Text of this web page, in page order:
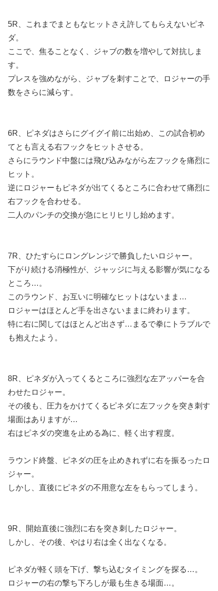
5R、これまでまともなヒットさえ許してもらえないピネ
ダ。
ここで、焦ることなく、ジャブの数を増やして対抗しま
す。
プレスを強めながら、ジャブを刺すことで、ロジャーの手
数をさらに減らす。
6R、ピネダはさらにグイグイ前に出始め、この試合初め
てとも言える右フックをヒットさせる。
さらにラウンド中盤には飛び込みながら左フックを痛烈に
ヒット。
逆にロジャーもピネダが出てくるところに合わせて痛烈に
右フックを合わせる。
二人のパンチの交換が急にヒリヒリし始めます。
7R、ひたすらにロングレンジで勝負したいロジャー。
下がり続ける消極性が、ジャッジに与える影響が気になる
ところ…。
このラウンド、お互いに明確なヒットはないまま…
ロジャーはほとんど手を出さないままに終わります。
特に右に関してはほとんど出さず…まるで拳にトラブルで
も抱えたよう。
8R、ピネダが入ってくるところに強烈な左アッパーを合
わせたロジャー。
その後も、圧力をかけてくるピネダに左フックを突き刺す
場面はありますが…
右はピネダの突進を止める為に、軽く出す程度。
ラウンド終盤、ピネダの圧を止めきれずに右を振るったロ
ジャー。
しかし、直後にピネダの不用意な左をもらってしまう。
9R、開始直後に強烈に右を突き刺したロジャー。
しかし、その後、やはり右は全く出なくなる。
ピネダが軽く頭を下げ、撃ち込むタイミングを探る…。
ロジャーの右の撃ち下ろしが最も生きる場面…。